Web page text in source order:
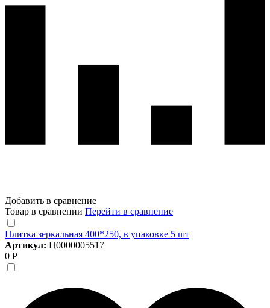
Добавить в сравнение
Товар в сравнении Перейти в сравнение
Плитка зеркальная 400*250, в упаковке 5 шт
Артикул: Ц0000005517
0 Р